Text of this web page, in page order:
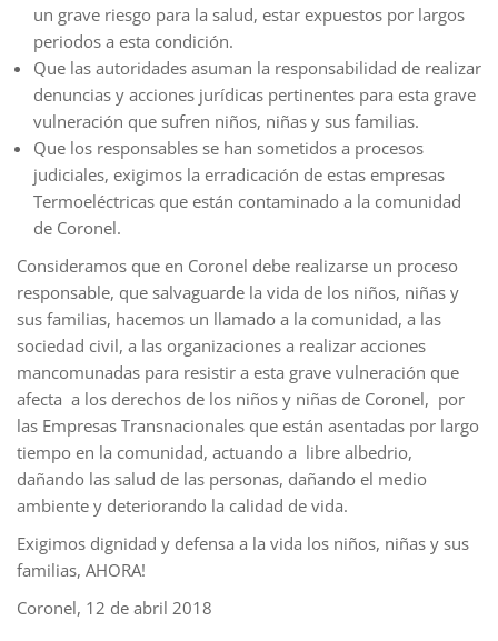
un grave riesgo para la salud, estar expuestos por largos
periodos a esta condición.
Que las autoridades asuman la responsabilidad de realizar
denuncias y acciones jurídicas pertinentes para esta grave
vulneración que sufren niños, niñas y sus familias.
Que los responsables se han sometidos a procesos
judiciales, exigimos la erradicación de estas empresas
Termoeléctricas que están contaminado a la comunidad
de Coronel.
Consideramos que en Coronel debe realizarse un proceso
responsable, que salvaguarde la vida de los niños, niñas y
sus familias, hacemos un llamado a la comunidad, a las
sociedad civil, a las organizaciones a realizar acciones
mancomunadas para resistir a esta grave vulneración que
afecta a los derechos de los niños y niñas de Coronel, por
las Empresas Transnacionales que están asentadas por largo
tiempo en la comunidad, actuando a libre albedrio,
dañando las salud de las personas, dañando el medio
ambiente y deteriorando la calidad de vida.
Exigimos dignidad y defensa a la vida los niños, niñas y sus
familias, AHORA!
Coronel, 12 de abril 2018